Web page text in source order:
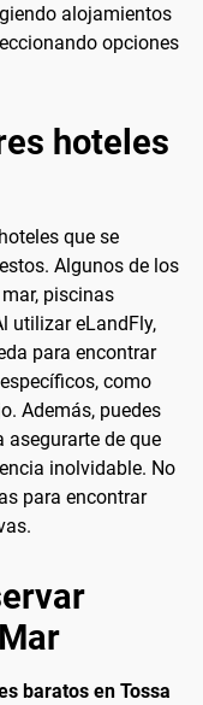
alojamientos
opciones
hoteles
que se
Algunos de los
piscinas
utilizar eLandFly,
para encontrar
como
Además, puedes
asegurarte de que
inolvidable. No
para encontrar
baratos en Tossa